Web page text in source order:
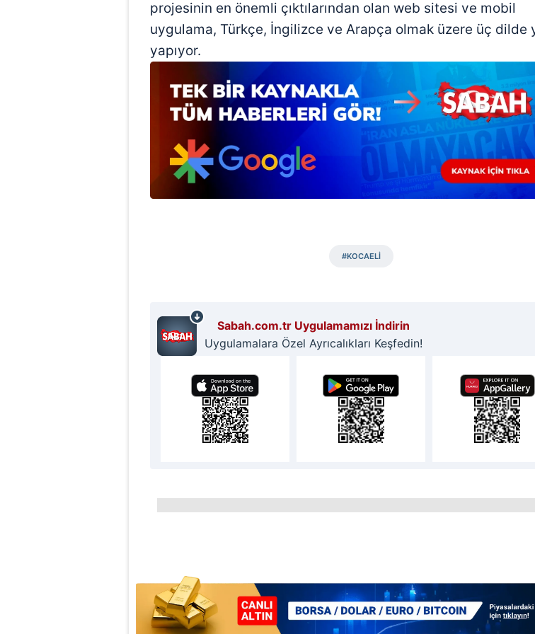
mevzuata uygun olarak kullanılan çerezlerle ilgili bilgi almak için lütfen
projesinin en önemli çıktılarından olan web sitesi ve mobil
uygulama, Türkçe, İngilizce ve Arapça olmak üzere üç dilde
yapıyor.
#KOCAELİ
Sabah.com.tr Uygulamamızı İndirin
Uygulamalara Özel Ayrıcalıkları Keşfedin!